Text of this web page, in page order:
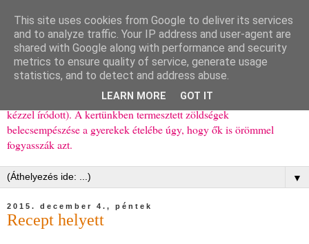
Ízőrző
Kisgyerekes család kipróbált, többnyire egészséges ételeket
bemutató receptjei a mindennapokra (mert a papírfecniket folyton
elhagyom) és gyerekeimnek ajándékba (mint régen, csak ez nem
kézzel íródott). A kertünkben termesztett zöldségek
belecsempészése a gyerekek ételébe úgy, hogy ők is örömmel
fogyasszák azt.
▼
2015. december 4., péntek
Recept helyett
This site uses cookies from Google to deliver its services
and to analyze traffic. Your IP address and user-agent are
shared with Google along with performance and security
metrics to ensure quality of service, generate usage
statistics, and to detect and address abuse.
LEARN MORE GOT IT